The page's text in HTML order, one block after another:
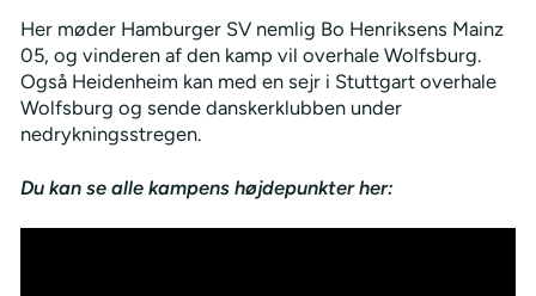
Her møder Hamburger SV nemlig Bo Henriksens Mainz
05, og vinderen af den kamp vil overhale Wolfsburg.
Også Heidenheim kan med en sejr i Stuttgart overhale
Wolfsburg og sende danskerklubben under
nedrykningsstregen.
Du kan se alle kampens højdepunkter her: